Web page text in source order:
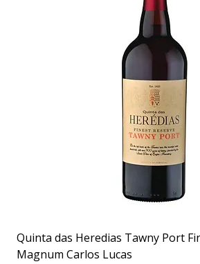
Quinta das Heredias Tawny Port
Magnum Carlos Lucas